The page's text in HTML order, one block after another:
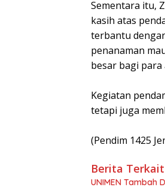
Sementara itu,
kasih atas
terbantu
penanaman
besar bagi
Kegiatan
tetapi juga
(Pendim 1425
Berita Terkait
UNIMEN Tambah